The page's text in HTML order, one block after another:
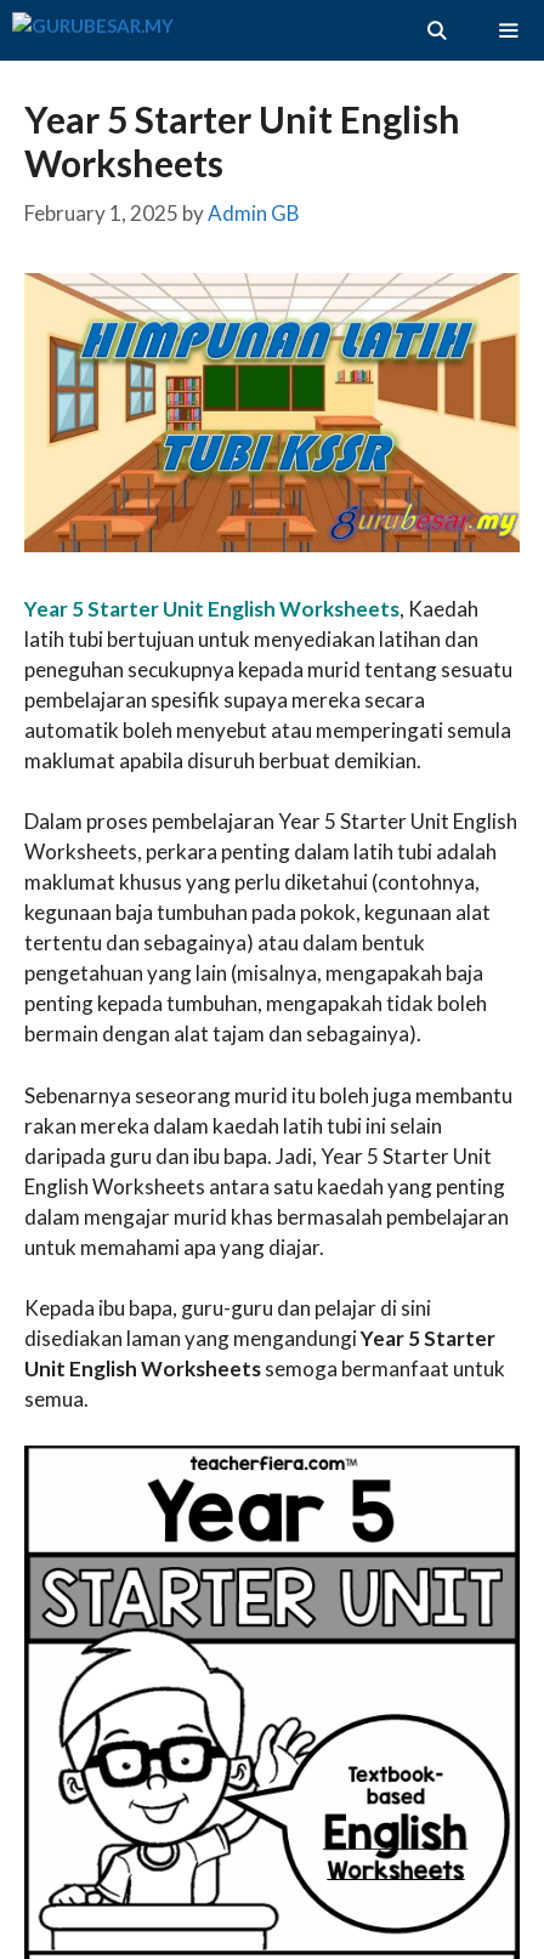
Skip
Year 5 Starter Unit English
Worksheets
February 1, 2025 byAdmin GB
Year 5 Starter Unit English Worksheets, Kaedah
latih tubi bertujuan untuk menyediakan latihan dan
peneguhan secukupnya kepada murid tentang sesuatu
pembelajaran spesifik supaya mereka secara
automatik boleh menyebut atau memperingati semula
maklumat apabila disuruh berbuat demikian.
Dalam proses pembelajaran Year 5 Starter Unit English
Worksheets, perkara penting dalam latih tubi adalah
maklumat khusus yang perlu diketahui (contohnya,
kegunaan baja tumbuhan pada pokok, kegunaan alat
tertentu dan sebagainya) atau dalam bentuk
pengetahuan yang lain (misalnya, mengapakah baja
penting kepada tumbuhan, mengapakah tidak boleh
bermain dengan alat tajam dan sebagainya).
Sebenarnya seseorang murid itu boleh juga membantu
rakan mereka dalam kaedah latih tubi ini selain
daripada guru dan ibu bapa. Jadi, Year 5 Starter Unit
English Worksheets antara satu kaedah yang penting
dalam mengajar murid khas bermasalah pembelajaran
untuk memahami apa yang diajar.
Kepada ibu bapa, guru-guru dan pelajar di sini
disediakan laman yang mengandungiYear 5 Starter
Unit English Worksheetssemoga bermanfaat untuk
semua.